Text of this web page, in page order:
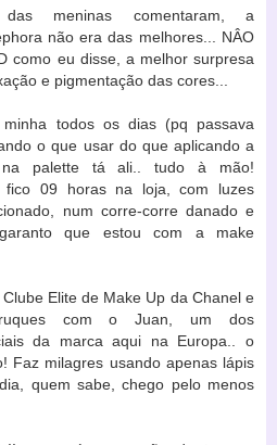
meninas comentaram, a
não era das melhores... NÂO
como eu disse, a melhor surpresa
e pigmentação das cores...
todos os dias (pq passava
o que usar do que aplicando a
na palette tá ali.. tudo à mão!
fico 09 horas na loja, com luzes
num corre-corre danado e
que estou com a make
Elite de Make Up da Chanel e
com o Juan, um dos
da marca aqui na Europa.. o
Faz milagres usando apenas lápis
quem sabe, chego pelo menos